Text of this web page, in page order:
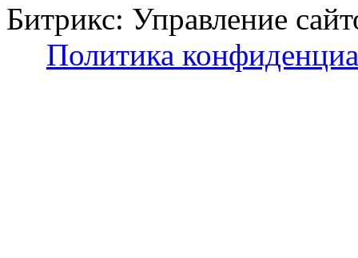
Битрикс: Управление
Политика